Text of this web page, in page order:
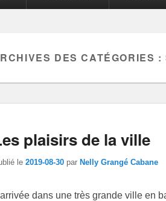
DES CATÉGORIES :
plaisirs de la ville
le 2019-08-30 par Nelly Grangé Cabane
dans une très grande ville en